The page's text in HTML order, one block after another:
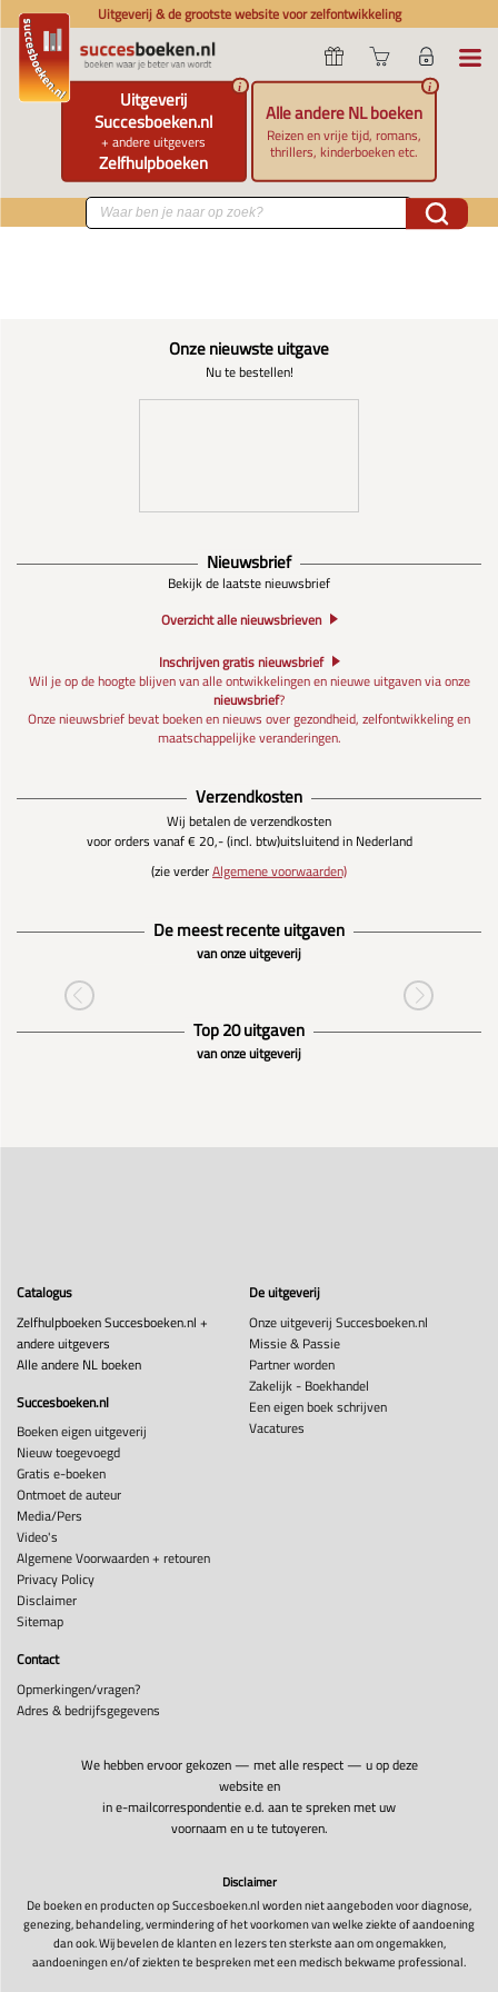
Uitgeverij & de grootste website voor zelfontwikkeling
Uitgeverij
Succesboeken.nl
+ andere uitgevers
Zelfhulpboeken
i
Alle andere NL boeken
Reizen en vrije tijd, romans,
thrillers, kinderboeken etc.
i
Onze nieuwste uitgave
Nu te bestellen!
Nieuwsbrief
Bekijk de laatste nieuwsbrief
Overzicht alle nieuwsbrieven
Inschrijven gratis nieuwsbrief
Wil je op de hoogte blijven van alle ontwikkelingen en nieuwe uitgaven via onze
nieuwsbrief?
Onze nieuwsbrief bevat boeken en nieuws over gezondheid, zelfontwikkeling en
maatschappelijke veranderingen.
Verzendkosten
Wij betalen de verzendkosten
voor orders vanaf € 20,- (incl. btw)uitsluitend in Nederland
(zie verderAlgemene voorwaarden)
De meest recente uitgaven
van onze uitgeverij
Top 20 uitgaven
van onze uitgeverij
Catalogus
Zelfhulpboeken Succesboeken.nl +
andere uitgevers
Alle andere NL boeken
Succesboeken.nl
Boeken eigen uitgeverij
Nieuw toegevoegd
Gratis e-boeken
Ontmoet de auteur
Media/Pers
Video's
Algemene Voorwaarden + retouren
Privacy Policy
Disclaimer
Sitemap
De uitgeverij
Onze uitgeverij Succesboeken.nl
Missie & Passie
Partner worden
Zakelijk - Boekhandel
Een eigen boek schrijven
Vacatures
Contact
Opmerkingen/vragen?
Adres & bedrijfsgegevens
We hebben ervoor gekozen — met alle respect — u op deze
website en
in e-mailcorrespondentie e.d. aan te spreken met uw
voornaam en u te tutoyeren.
Disclaimer
De boeken en producten op Succesboeken.nl worden niet aangeboden voor diagnose,
genezing, behandeling, vermindering of het voorkomen van welke ziekte of aandoening
dan ook. Wij bevelen de klanten en lezers ten sterkste aan om ongemakken,
aandoeningen en/of ziekten te bespreken met een medisch bekwame professional.